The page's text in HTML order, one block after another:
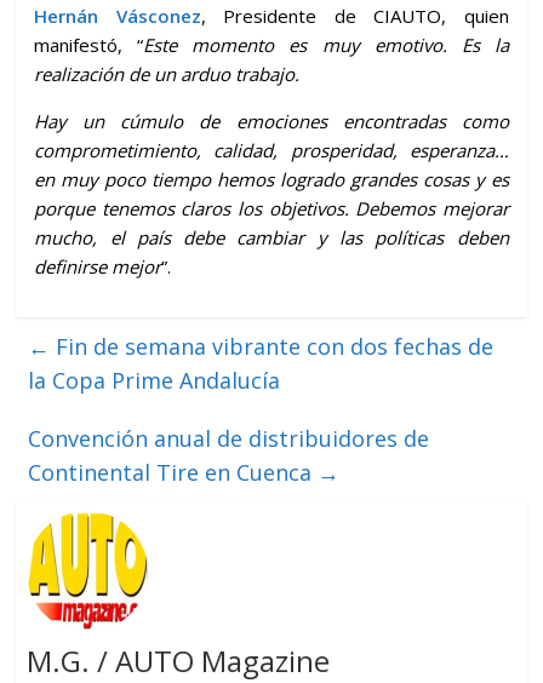
Hernán Vásconez, Presidente de CIAUTO, quien
manifestó, “Este momento es muy emotivo. Es la
realización de un arduo trabajo.
Hay un cúmulo de emociones encontradas como
comprometimiento, calidad, prosperidad, esperanza…
en muy poco tiempo hemos logrado grandes cosas y es
porque tenemos claros los objetivos. Debemos mejorar
mucho, el país debe cambiar y las políticas deben
definirse mejor”.
← Fin de semana vibrante con dos fechas de
la Copa Prime Andalucía
Convención anual de distribuidores de
Continental Tire en Cuenca →
M.G. / AUTO Magazine